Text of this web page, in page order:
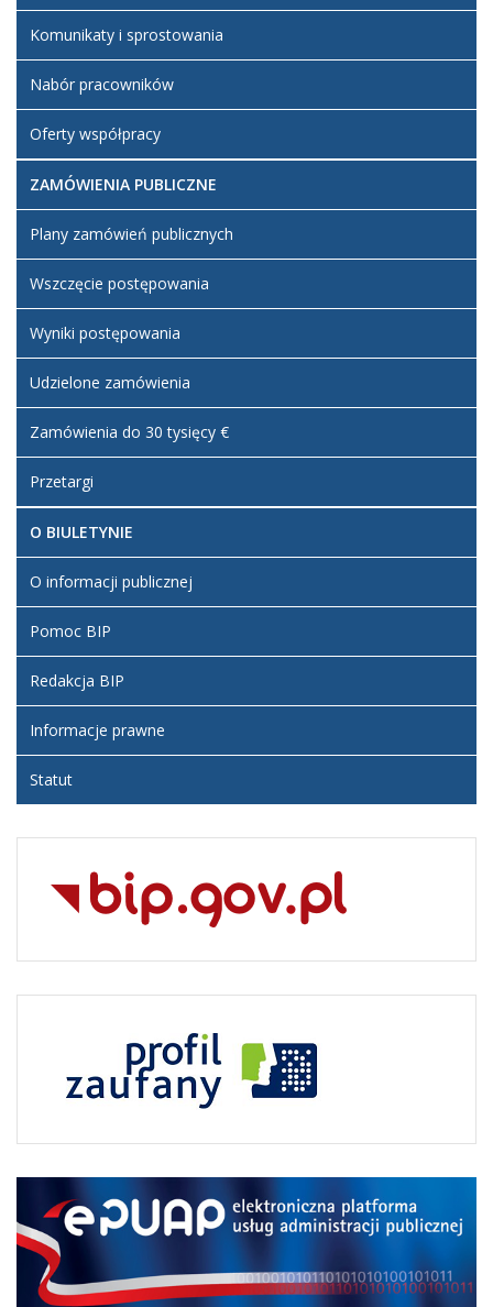
Komunikaty i sprostowania
Nabór pracowników
Oferty współpracy
ZAMÓWIENIA PUBLICZNE
Plany zamówień publicznych
Wszczęcie postępowania
Wyniki postępowania
Udzielone zamówienia
Zamówienia do 30 tysięcy €
Przetargi
O BIULETYNIE
O informacji publicznej
Pomoc BIP
Redakcja BIP
Informacje prawne
Statut